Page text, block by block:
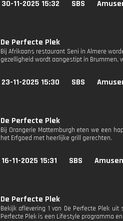
30-11-2025 15:32 SBS
De Perfecte Plek
Bij Afrikaans restaurant Seni in Almere
gezelligheid wordt aangestipt in Brummen,
23-11-2025 15:30 SBS
De Perfecte Plek
Bij Orangerie Mattemburgh eten we een
het Erfgoed met heerlijke grill gerechten.
16-11-2025 15:31 SBS
De Perfecte Plek
Bekijk aflevering 1 van De Perfecte Plek
Perfecte Plek is een Lifestyle programma